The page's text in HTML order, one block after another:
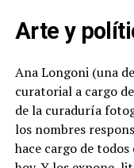
Arte y
Ana Longoni (una
curatorial a cargo
de la curaduría
los nombres
hace cargo de